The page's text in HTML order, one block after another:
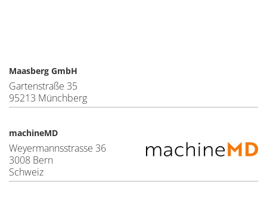
Maasberg GmbH
Gartenstraße 35
95213 Münchberg
machineMD
Weyermannsstrasse 36
3008 Bern
Schweiz